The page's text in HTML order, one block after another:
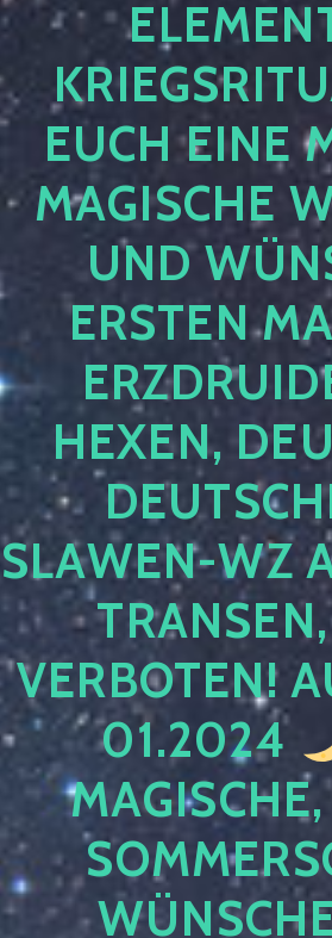
EUCH EINE
MAGISCHE
UND
ERSTEN
HEXEN,
SLAWEN-WZ
VERBOTEN!
01.2024
MAGISCHE,